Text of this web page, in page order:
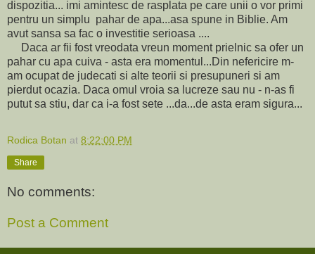
dispozitia... imi amintesc de rasplata pe care unii o vor primi
pentru un simplu pahar de apa...asa spune in Biblie. Am
avut sansa sa fac o investitie serioasa ....
Daca ar fii fost vreodata vreun moment prielnic sa ofer un
pahar cu apa cuiva - asta era momentul...Din nefericire m-
am ocupat de judecati si alte teorii si presupuneri si am
pierdut ocazia. Daca omul vroia sa lucreze sau nu - n-as fi
putut sa stiu, dar ca i-a fost sete ...da...de asta eram sigura...
Rodica Botan at 8:22:00 PM
Share
No comments:
Post a Comment